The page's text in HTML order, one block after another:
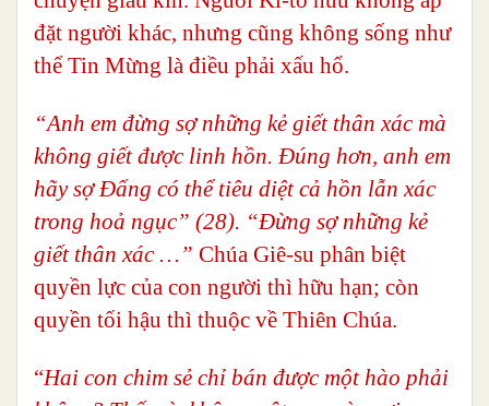
đặt người khác, nhưng cũng không sống như
thể Tin Mừng là điều phải xấu hổ.
“Anh em đừng sợ những kẻ giết thân xác mà
không giết được linh hồn. Đúng hơn, anh em
hãy sợ Đấng có thể tiêu diệt cả hồn lẫn xác
trong hoả ngục” (28). “Đừng sợ những kẻ
giết thân xác …” Chúa Giê-su phân biệt
quyền lực của con người thì hữu hạn; còn
quyền tối hậu thì thuộc về Thiên Chúa.
“Hai con chim sẻ chỉ bán được một hào phải